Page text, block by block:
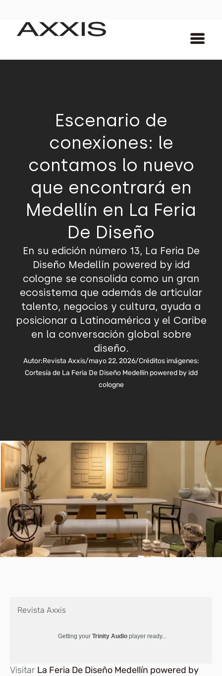
Escenario de
conexiones: le
contamos lo nuevo
que encontrará en
Medellín en La Feria
De Diseño
En su edición número 13, La Feria De
Diseño Medellín powered by idd
cologne se consolida como un gran
ecosistema que además de articular
talento, negocios y cultura, ayuda a
posicionar a Latinoamérica y el Caribe
en la conversación global sobre
diseño.
Autor:Revista Axxis/mayo 22, 2026/Créditos imágenes:
Cortesía de La Feria De Diseño Medellín powered by idd
cologne
Revista Axxis
Getting your Trinity Audio player ready...
Visitar La Feria De Diseño Medellín powered by